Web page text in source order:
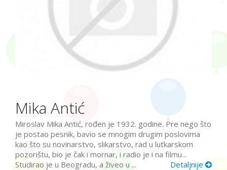
Mika Antić
Miroslav Mika Antić, rođen je 1932. godine. Pre nego što
je postao pesnik, bavio se mnogim drugim poslovima
kao što su novinarstvo, slikarstvo, rad u lutkarskom
pozorištu, bio je čak i mornar, i radio je i na filmu...
Studirao je u Beogradu, a živeo u ...
Detaljnije